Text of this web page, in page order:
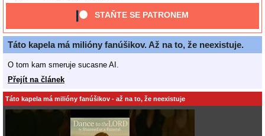
STAŇTE SE PATRONEM
Táto kapela má milióny fanúšikov. Až na to, že neexistuje.
O tom kam smeruje sucasne AI.
Přejít na článek
Táto kapela má milióny fanúšikov - až na to, že neexistuje